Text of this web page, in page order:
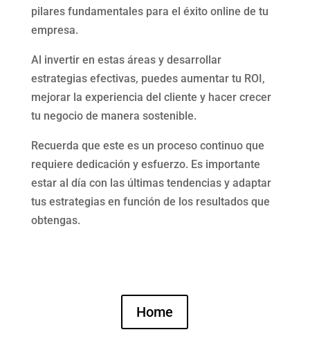
pilares fundamentales para el éxito online de tu
empresa.
Al invertir en estas áreas y desarrollar
estrategias efectivas, puedes aumentar tu ROI,
mejorar la experiencia del cliente y hacer crecer
tu negocio de manera sostenible.
Recuerda que este es un proceso continuo que
requiere dedicación y esfuerzo. Es importante
estar al día con las últimas tendencias y adaptar
tus estrategias en función de los resultados que
obtengas.
Home